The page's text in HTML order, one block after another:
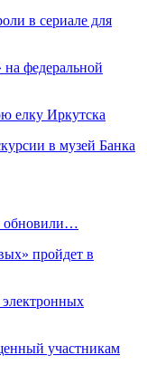
в сериале для
федеральной
елку Иркутска
в музей Банка
обновили…
пройдет в
участникам